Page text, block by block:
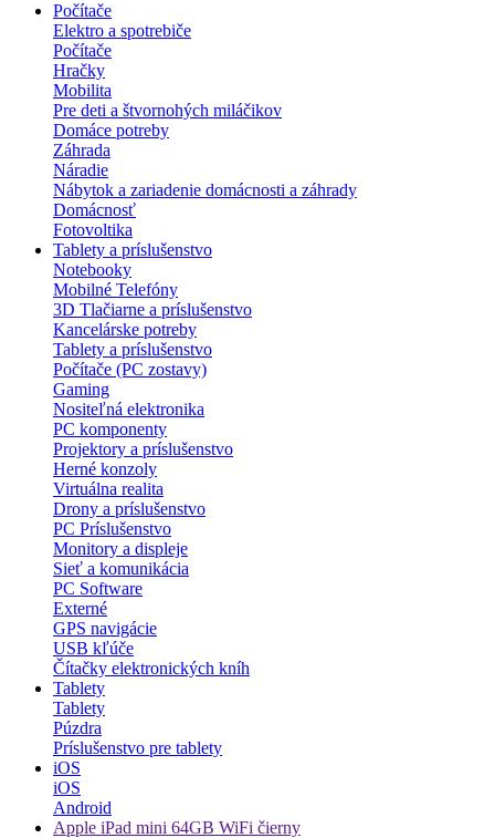
Počítače
Elektro a spotrebiče
Počítače
Hračky
Mobilita
Pre deti a štvornohých miláčikov
Domáce potreby
Záhrada
Náradie
Nábytok a zariadenie domácnosti a záhrady
Domácnosť
Fotovoltika
Tablety a príslušenstvo
Notebooky
Mobilné Telefóny
3D Tlačiarne a príslušenstvo
Kancelárske potreby
Tablety a príslušenstvo
Počítače (PC zostavy)
Gaming
Nositeľná elektronika
PC komponenty
Projektory a príslušenstvo
Herné konzoly
Virtuálna realita
Drony a príslušenstvo
PC Príslušenstvo
Monitory a displeje
Sieť a komunikácia
PC Software
Externé
GPS navigácie
USB kľúče
Čítačky elektronických kníh
Tablety
Tablety
Púzdra
Príslušenstvo pre tablety
iOS
iOS
Android
Apple iPad mini 64GB WiFi čierny